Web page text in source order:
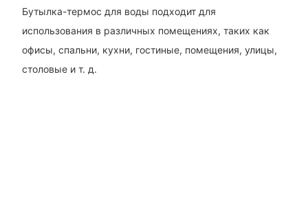
Бутылка-термос для воды подходит для
использования в различных помещениях, таких как
офисы, спальни, кухни, гостиные, помещения, улицы,
столовые и т. д.